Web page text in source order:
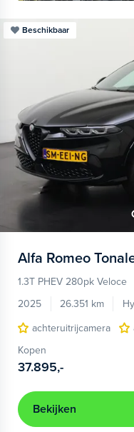
Beschikbaar
Alfa Romeo
1.3T PHEV 280pk Veloce
2025
26.351 km
achteruitrijcamera
Kopen
37.895,-
Bekijken